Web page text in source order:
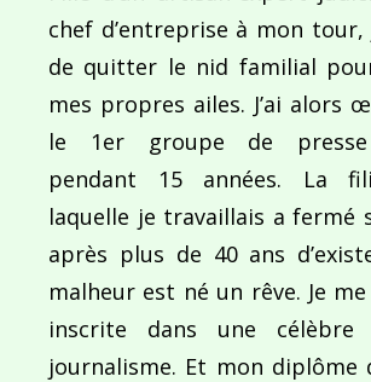
chef d’entreprise à mon tour,
de quitter le nid familial
mes propres ailes. J’ai alors
le 1er groupe de presse
pendant 15 années. La
laquelle je travaillais a fermé
après plus de 40 ans
malheur est né un rêve. Je
inscrite dans une célèbre
journalisme. Et mon diplôme